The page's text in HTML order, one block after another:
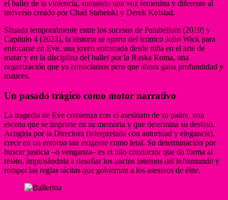
el ballet de la violencia, sumando una voz femenina y diferente al
universo creado por Chad Stahelski y Derek Kolstad.
Situada temporalmente entre los sucesos de Parabellum (2019) y
Capítulo 4 (2023), la historia se aparta del icónico John Wick para
enfocarse en Eve, una joven entrenada desde niña en el arte de
matar y en la disciplina del ballet por la Ruska Roma, una
organización que ya conocíamos pero que ahora gana profundidad y
matices.
Un pasado trágico como motor narrativo
La tragedia de Eve comienza con el asesinato de su padre, una
escena que se imprime en su memoria y que determina su destino.
Acogida por la Directora (interpretada con autoridad y elegancia),
crece en un entorno tan exigente como letal. Su determinación por
buscar justicia –o venganza– es el hilo conductor que da forma al
relato, impulsándola a desafiar los pactos internos del inframundo y
romper las reglas tácitas que gobiernan a los asesinos de élite.